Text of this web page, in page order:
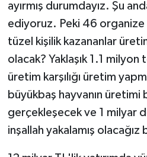
ayırmış durumdayız. Şu
ediyoruz. Peki 46 organize
tüzel kişilik kazananlar
olacak? Yaklaşık 1.1 milyon
üretim karşılığı üretim
büyükbaş hayvanın üretimi
gerçekleşecek ve 1 milyar
inşallah yakalamış